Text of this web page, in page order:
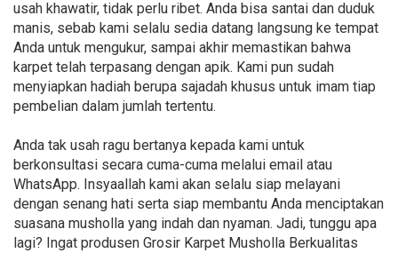
usah khawatir, tidak perlu ribet. Anda bisa santai dan duduk
manis, sebab kami selalu sedia datang langsung ke tempat
Anda untuk mengukur, sampai akhir memastikan bahwa
karpet telah terpasang dengan apik. Kami pun sudah
menyiapkan hadiah berupa sajadah khusus untuk imam tiap
pembelian dalam jumlah tertentu.
Anda tak usah ragu bertanya kepada kami untuk
berkonsultasi secara cuma-cuma melalui email atau
WhatsApp. Insyaallah kami akan selalu siap melayani
dengan senang hati serta siap membantu Anda menciptakan
suasana musholla yang indah dan nyaman. Jadi, tunggu apa
lagi? Ingat produsen Grosir Karpet Musholla Berkualitas